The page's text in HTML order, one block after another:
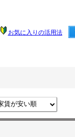
お気に入りの活用法